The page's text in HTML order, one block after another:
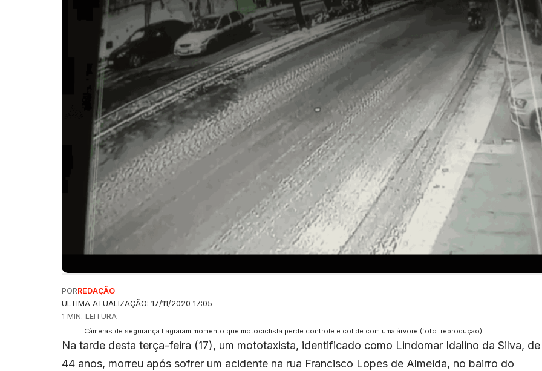
ULTIMA ATUALIZAÇÃO: 17/11/2020 17:05
PORREDAÇÃO
1 MIN. LEITURA
Câmeras de segurança flagraram momento que motociclista perde controle e colide com uma árvore (foto: reprodução)
Na tarde desta terça-feira (17), um mototaxista, identificado como Lindomar Idalino da Silva, de
44 anos, morreu após sofrer um acidente na rua Francisco Lopes de Almeida, no bairro do